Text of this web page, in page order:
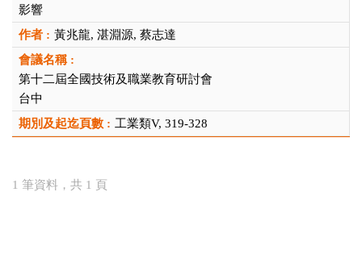
2012年
2011年
11件
2010年
17件
2009年
5件
2008年
13件
2007年
2006年
5件
2003年 4
件
影響
黃兆龍, 湛淵源, 蔡志達
第十二屆全國技術及職業教育研討會
台中
工業類V, 319-328
1 筆資料，共 1 頁